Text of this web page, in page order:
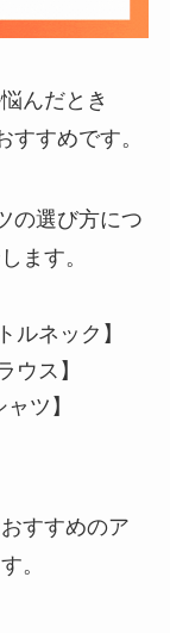
んだとき
すめです。
の選び方につ
ます。
ルネック】
ウス】
ツ】
すすめのア
。